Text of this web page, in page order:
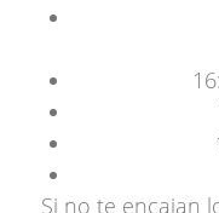
Si no te encajan